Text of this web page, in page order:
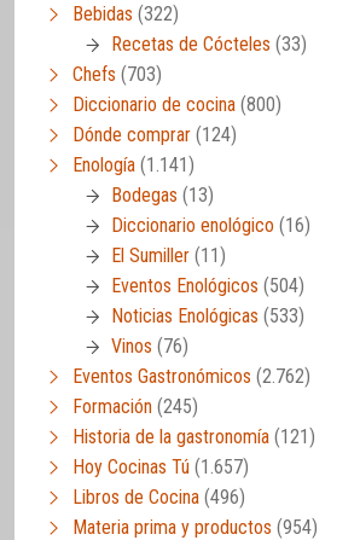
Bebidas (322)
Recetas de Cócteles (33)
Chefs (703)
Diccionario de cocina (800)
Dónde comprar (124)
Enología (1.141)
Bodegas (13)
Diccionario enológico (16)
El Sumiller (11)
Eventos Enológicos (504)
Noticias Enológicas (533)
Vinos (76)
Eventos Gastronómicos (2.762)
Formación (245)
Historia de la gastronomía (121)
Hoy Cocinas Tú (1.657)
Libros de Cocina (496)
Materia prima y productos (954)